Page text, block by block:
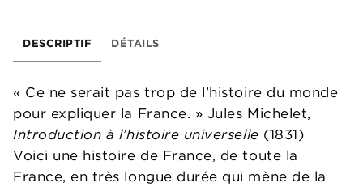
DESCRIPTIF DÉTAILS
« Ce ne serait pas trop de l’histoire du monde
pour expliquer la France. » Jules Michelet,
Introduction à l’histoire universelle (1831)
Voici une histoire de France, de toute la
France, en très longue durée qui mène de la